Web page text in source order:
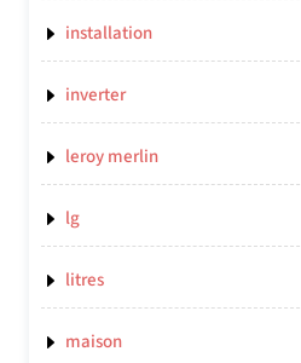
installation
inverter
leroy merlin
lg
litres
maison